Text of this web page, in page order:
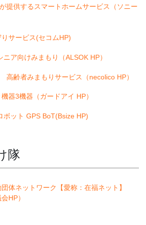
供するスマートホームサービス（ソニー
サービス(セコムHP)
ア向けみまもり（ALSOK HP）
齢者みまもりサービス（necolico HP）
器3機器（ガードアイ HP）
ット GPS BoT(Bsize HP)
隊
体ネットワーク【愛称：在福ネット】
HP）